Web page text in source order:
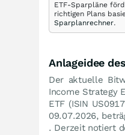
ETF-Sparpläne
richtigen Plans
Sparplanrechner.
Anlageidee
Der aktuelle
Income Strategy
ETF (ISIN
09.07.2026,
. Derzeit notiert